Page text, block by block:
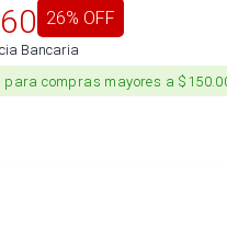
26% OFF
Bancaria
para compras mayores a